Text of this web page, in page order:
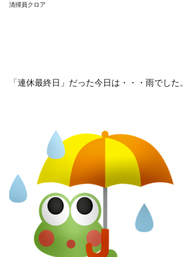
清掃員クロア
「連休最終日」だった今日は・・・雨でした。